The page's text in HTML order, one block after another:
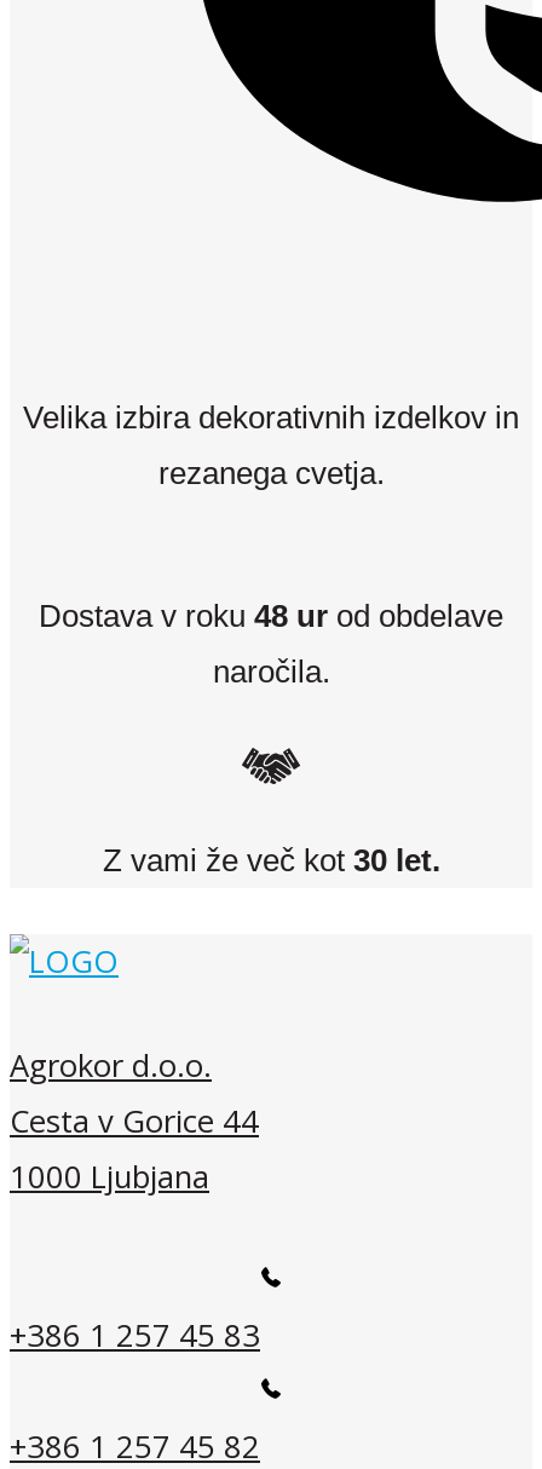
Velika izbira dekorativnih izdelkov in
rezanega cvetja.
Dostava v roku 48 ur od obdelave
naročila.
Z vami že več kot 30 let.
Agrokor d.o.o.
Cesta v Gorice 44
1000 Ljubjana
+386 1 257 45 83
+386 1 257 45 82